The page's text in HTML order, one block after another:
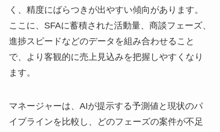
く、精度にばらつきが出やすい傾向があります。
ここに、SFAに蓄積された活動量、商談フェーズ、
進捗スピードなどのデータを組み合わせること
で、より客観的に売上見込みを把握しやすくなり
ます。
マネージャーは、AIが提示する予測値と現状のパ
イプラインを比較し、どのフェーズの案件が不足